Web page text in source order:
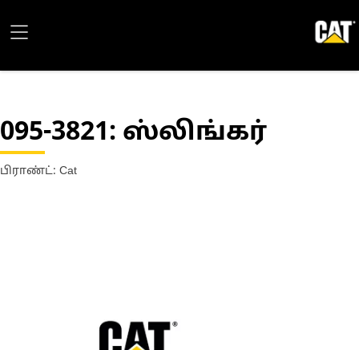
095-3821: ஸ்லிங்கர்
பிராண்ட்: Cat